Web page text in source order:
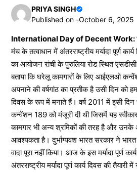
PRIYA SINGH
Published on -October 6, 2025
International Day of Decent Work:
मंच के तत्वाधान में अंतरराष्ट्रीय मर्यादा पूर्ण
का आयोजन रांची के पुरुलिया रोड स्थित
बताया कि घरेलू कामगारों के लिए आईएलओ
अपनाने की वर्षगांठ का प्रतीक है उसी दिन को हम
दिवस के रूप में मनाते हैं। वर्ष 2011 में इसी
कन्वेंशन 189 को मंजूरी दी थी जिसमें यह
कामगार भी अन्य श्रमिकों की तरह है और उनके
आवश्यकता है। दुर्भाग्यवश भारत सरकार ने
वादा पूरा नहीं किया। आज के इस मर्यादा पूर्ण
अंतरराष्ट्रीय मर्यादा पूर्ण कार्य दिवस की तैयारी